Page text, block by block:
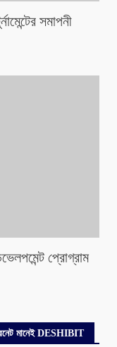
সমাপনী
প্রোগ্রাম
মানেই DESHIBIT